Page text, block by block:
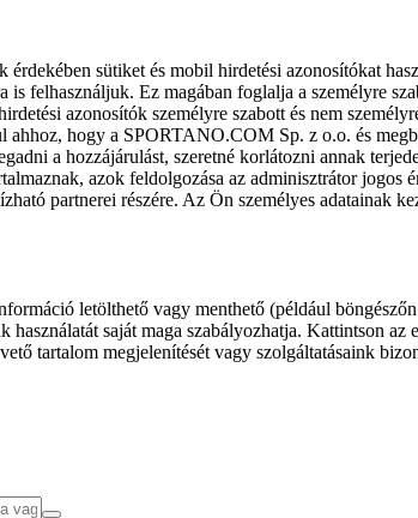
sütiket és mobil hirdetési azonosítókat
is felhasználjuk. Ez magában foglalja a személyre
azonosítók személyre szabott és nem
hogy a SPORTANO.COM Sp. z o.o. és
a hozzájárulást, szeretné korlátozni annak
azok feldolgozása az adminisztrátor jogos
partnerei részére. Az Ön személyes adatainak
letölthető vagy menthető (például
saját maga szabályozhatja. Kattintson
tartalom megjelenítését vagy szolgáltatásaink